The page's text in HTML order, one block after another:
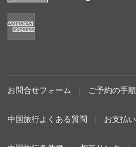
お問合せフォーム ご予約の手順
中国旅行よくある質問 お支払